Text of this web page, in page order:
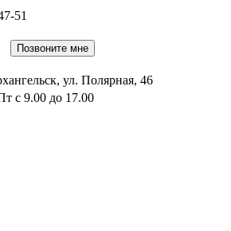
51
Позвоните мне
ул. Полярная, 46
с 9.00 до 17.00